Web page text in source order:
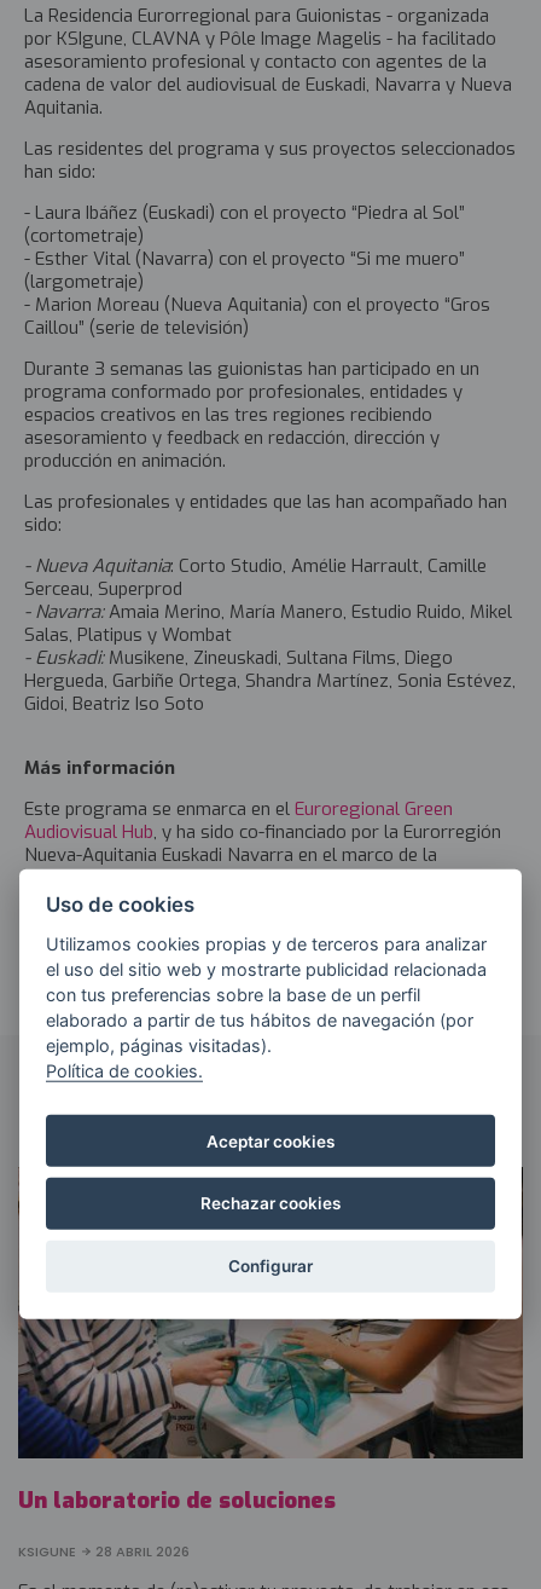
La Residencia Eurorregional para Guionistas - organizada
por KSIgune, CLAVNA y Pôle Image Magelis - ha facilitado
asesoramiento profesional y contacto con agentes de la
cadena de valor del audiovisual de Euskadi, Navarra y Nueva
Aquitania.
Las residentes del programa y sus proyectos seleccionados
han sido:
- Laura Ibáñez (Euskadi) con el proyecto “Piedra al Sol”
(cortometraje)
- Esther Vital (Navarra) con el proyecto “Si me muero”
(largometraje)
- Marion Moreau (Nueva Aquitania) con el proyecto “Gros
Caillou” (serie de televisión)
Durante 3 semanas las guionistas han participado en un
programa conformado por profesionales, entidades y
espacios creativos en las tres regiones recibiendo
asesoramiento y feedback en redacción, dirección y
producción en animación.
Las profesionales y entidades que las han acompañado han
sido:
- Nueva Aquitania: Corto Studio, Amélie Harrault, Camille
Serceau, Superprod
- Navarra:Amaia Merino, María Manero, Estudio Ruido, Mikel
Salas, Platipus y Wombat
- Euskadi:Musikene, Zineuskadi, Sultana Films, Diego
Hergueda, Garbiñe Ortega, Shandra Martínez, Sonia Estévez,
Gidoi, Beatriz Iso Soto
Más información
Este programa se enmarca en el Euroregional Green
Audiovisual Hub, y ha sido co-financiado por la Eurorregión
Nueva-Aquitania Euskadi Navarra en el marco de la
convocatoria de proyectos “Innovación Eurorregional”.
Liderando esta iniciativa, KSIgune busca conectar toda la
investigación y la cooperación en el ámbito Eurorregional.
ACTUALIDAD NOTICIAS RELACIONADAS
Un laboratorio de soluciones
KSIGUNE 28 ABRIL 2026
Uso de cookies
Utilizamos cookies propias y de terceros para analizar
el uso del sitio web y mostrarte publicidad relacionada
con tus preferencias sobre la base de un perfil
elaborado a partir de tus hábitos de navegación (por
ejemplo, páginas visitadas).
Política de cookies.
Aceptar cookies
Rechazar cookies
Configurar